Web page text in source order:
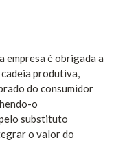
empresa é obrigada a
produtiva,
do consumidor
o
substituto
o valor do